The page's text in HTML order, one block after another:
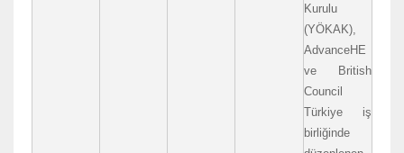
Kurulu
(YÖKAK),
AdvanceHE
ve British
Council
Türkiye iş
birliğinde